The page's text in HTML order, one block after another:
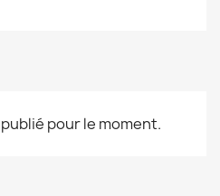
pour le moment.